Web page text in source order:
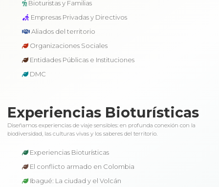
Bioturistas y Familias
Empresas Privadas y Directivos
Aliados del territorio
Organizaciones Sociales
Entidades Públicas e Instituciones
DMC
Experiencias Bioturísticas
Diseñamos experiencias de viaje sensibles: en profunda conexión con la
biodiversidad, las culturas vivas y los saberes del territorio.
Experiencias Bioturísticas
El conflicto armado en Colombia
Ibagué: La ciudad y el Volcán